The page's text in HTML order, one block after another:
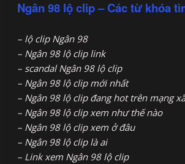
Ngân 98 lộ clip – Các từ khóa
– lộ clip Ngân 98
– Ngân 98 lộ clip link
– scandal Ngân 98 lộ clip
– Ngân 98 lộ clip mới nhất
– Ngân 98 lộ clip đang hot trên mạng
– Ngân 98 lộ clip xem như thế nào
– Ngân 98 lộ clip xem ở đâu
– Ngân 98 lộ clip là ai
– Link xem Ngân 98 lộ clip